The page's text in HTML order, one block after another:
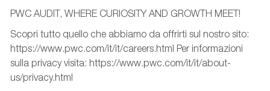
PWC AUDIT, WHERE CURIOSITY AND GROWTH MEET!
Scopri tutto quello che abbiamo da offrirti sul nostro sito:
https://www.pwc.com/it/it/careers.html Per informazioni
sulla privacy visita: https://www.pwc.com/it/it/about-
us/privacy.html